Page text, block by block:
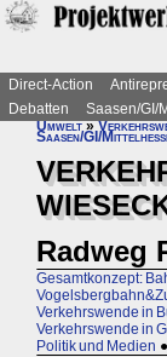
Direct-Action
Debatten
Saasen/GI/
Umwelt»
Saasen/GI/
Radweg
Gesamtkonzept:
Verkehrswende in
Verkehrswende in
Politik und Medien ●